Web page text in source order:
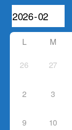
L M
26 27
2 3
9 10